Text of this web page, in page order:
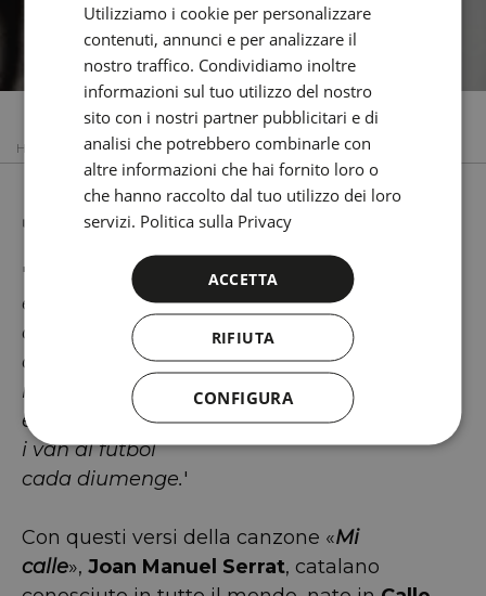
HOME POBLE SECJOAN MANUEL SERRAT
Joan Manuel Serrat
' El meu carrer
és gent d'arreu
que penca i beu,
que sua i menja,
i es lleven amb
el primer sol,
i van al futbol
cada diumenge.'
Con questi versi della canzone «Mi
calle», Joan Manuel Serrat, catalano
FRENCH
ITALIAN
RUSSIAN
Utilizziamo i cookie per personalizzare
contenuti, annunci e per analizzare il
nostro traffico. Condividiamo inoltre
informazioni sul tuo utilizzo del nostro
sito con i nostri partner pubblicitari e di
analisi che potrebbero combinarle con
altre informazioni che hai fornito loro o
che hanno raccolto dal tuo utilizzo dei loro
servizi. Politica sulla Privacy
ACCETTA
RIFIUTA
CONFIGURA